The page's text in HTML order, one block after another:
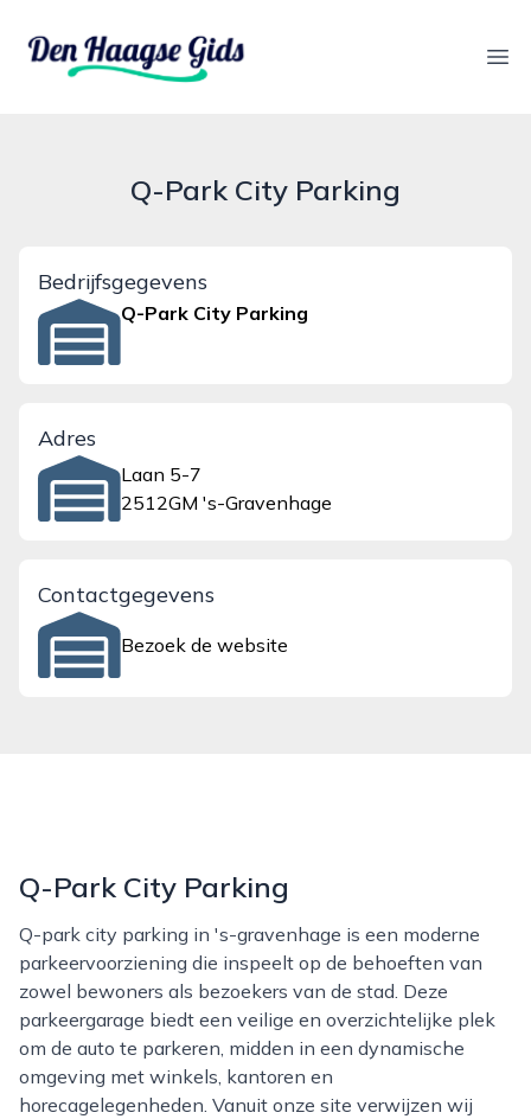
denhaagsegids.nl
Q-Park City Parking
Bedrijfsgegevens
Q-Park City Parking
Adres
Laan 5-7
2512GM 's-Gravenhage
Contactgegevens
Bezoek de website
Q-Park City Parking
Q-park city parking in 's-gravenhage is een moderne
parkeervoorziening die inspeelt op de behoeften van
zowel bewoners als bezoekers van de stad. Deze
parkeergarage biedt een veilige en overzichtelijke plek
om de auto te parkeren, midden in een dynamische
omgeving met winkels, kantoren en
horecagelegenheden. Vanuit onze site verwijzen wij